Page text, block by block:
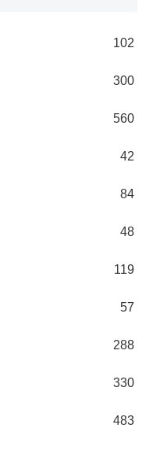
102
300
560
42
84
48
119
57
288
330
483